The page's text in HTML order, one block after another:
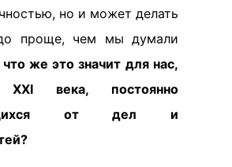
но и может делать
проще, чем мы думали
что же это значит для нас,
XXI века, постоянно
от дел и